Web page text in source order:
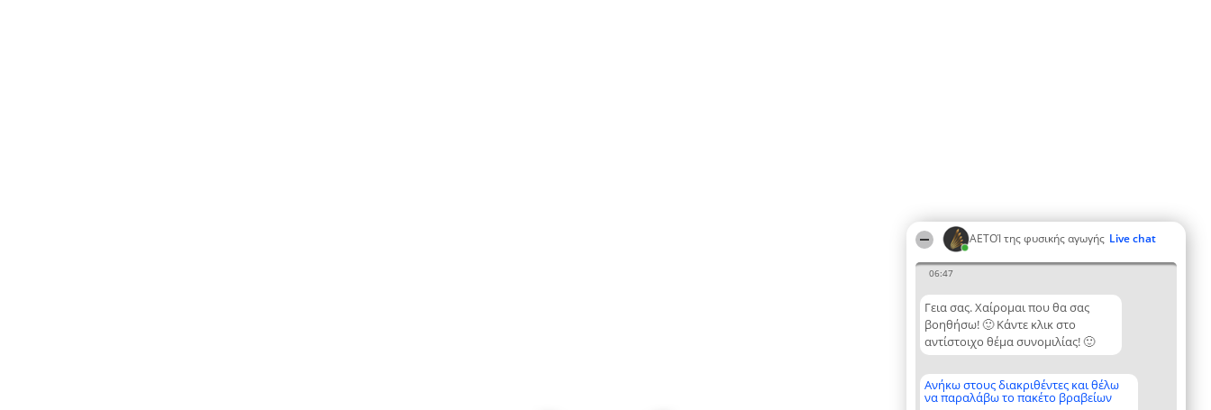
ΑΕΤΟΊ της φυσικής αγωγής Live chat
06:47
Γεια σας. Χαίρομαι που θα σας
βοηθήσω! 🙂 Κάντε κλικ στο
αντίστοιχο θέμα συνομιλίας! 🙂
Ανήκω στους διακριθέντες και θέλω
να παραλάβω το πακέτο βραβείων